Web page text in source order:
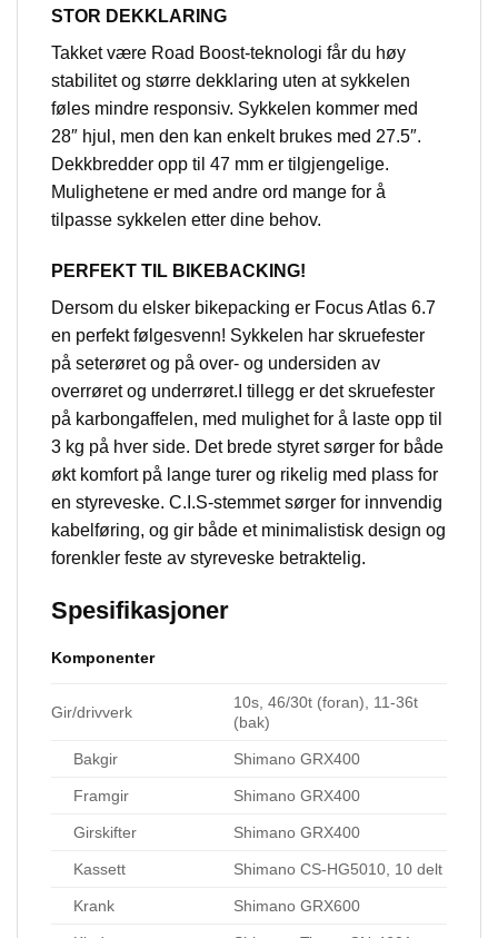
STOR DEKKLARING
Takket være Road Boost-teknologi får du høy
stabilitet og større dekklaring uten at sykkelen
føles mindre responsiv. Sykkelen kommer med
28″ hjul, men den kan enkelt brukes med 27.5″.
Dekkbredder opp til 47 mm er tilgjengelige.
Mulighetene er med andre ord mange for å
tilpasse sykkelen etter dine behov.
PERFEKT TIL BIKEBACKING!
Dersom du elsker bikepacking er Focus Atlas 6.7
en perfekt følgesvenn! Sykkelen har skruefester
på seterøret og på over- og undersiden av
overrøret og underrøret.I tillegg er det skruefester
på karbongaffelen, med mulighet for å laste opp til
3 kg på hver side. Det brede styret sørger for både
økt komfort på lange turer og rikelig med plass for
en styreveske. C.I.S-stemmet sørger for innvendig
kabelføring, og gir både et minimalistisk design og
forenkler feste av styreveske betraktelig.
Spesifikasjoner
Komponenter
Gir/drivverk
10s, 46/30t (foran), 11-36t
(bak)
Bakgir Shimano GRX400
Framgir Shimano GRX400
Girskifter Shimano GRX400
Kassett Shimano CS-HG5010, 10 delt
Krank Shimano GRX600